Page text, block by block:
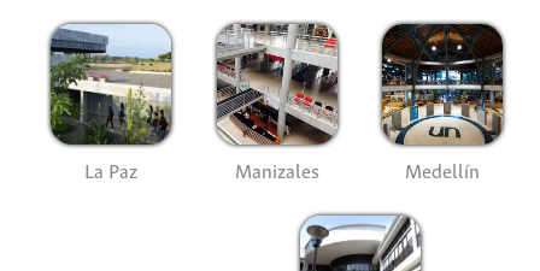
La Paz Manizales Medellín